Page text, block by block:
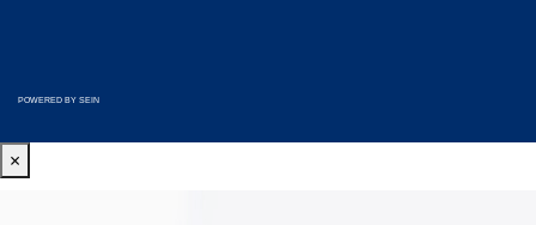
POWERED BY SEIN
×